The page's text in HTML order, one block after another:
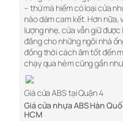
– thứ mà hiếm có loại cửa
nào dám cam kết. Hơn
lượng nhẹ, cửa vẫn giữ
đãng cho những ngôi nhà
đồng thời cách âm tốt đến
chạy qua hẻm cũng gần
Giá cửa ABS tại Quận 4
Giá cửa nhựa ABS Hàn
HCM